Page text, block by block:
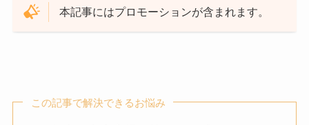
本記事にはプロモーションが含まれます。
この記事で解決できるお悩み